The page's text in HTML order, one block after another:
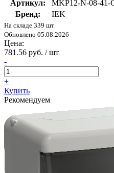
Артикул:
MKP12-N-08-41-
Бренд:
IEK
На складе 339 шт
Обновлено 05.08.2026
Цена:
781.56 руб. / шт
-
+
Купить
Рекомендуем